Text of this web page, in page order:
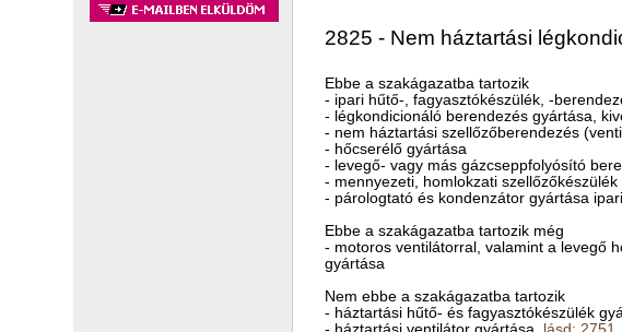
2825 - Nem háztartási
Ebbe a szakágazatba tartozik
- ipari hűtő-, fagyasztókészülék, -
- légkondicionáló berendezés gyártása,
- nem háztartási szellőzőberendezés
- hőcserélő gyártása
- levegő- vagy más gázcseppfolyósító
- mennyezeti, homlokzati
- párologtató és kondenzátor gyártása
Ebbe a szakágazatba tartozik még
- motoros ventilátorral, valamint a levegő
gyártása
Nem ebbe a szakágazatba tartozik
- háztartási hűtő- és fagyasztókészülék
- háztartási ventilátor gyártása, lásd: 2751